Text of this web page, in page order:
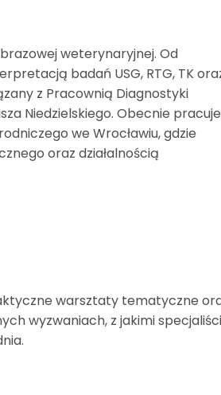
weterynaryjnej. Od
badań USG, RTG, TK
z Pracownią Diagnostyki
Niedzielskiego. Obecnie
we Wrocławiu, gdzie
oraz działalnością
warsztaty tematyczne
wyzwaniach, z jakimi